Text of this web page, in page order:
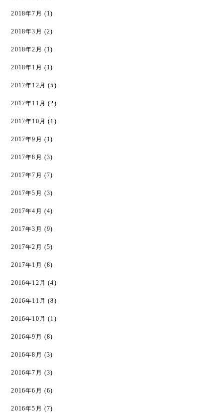
2018年7月 (1)
2018年3月 (2)
2018年2月 (1)
2018年1月 (1)
2017年12月 (5)
2017年11月 (2)
2017年10月 (1)
2017年9月 (1)
2017年8月 (3)
2017年7月 (7)
2017年5月 (3)
2017年4月 (4)
2017年3月 (9)
2017年2月 (5)
2017年1月 (8)
2016年12月 (4)
2016年11月 (8)
2016年10月 (1)
2016年9月 (8)
2016年8月 (3)
2016年7月 (3)
2016年6月 (6)
2016年5月 (7)